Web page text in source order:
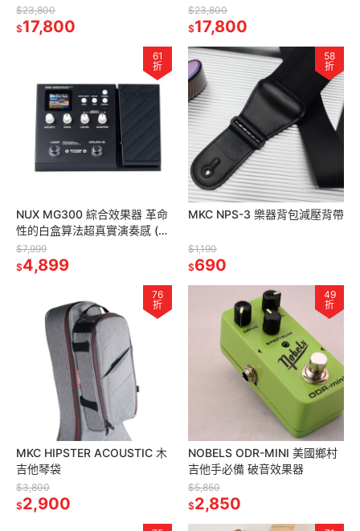
$23,800
$17,800
MAH 玫瑰木指板 桃花心木琴
身
$23,800
$17,800
61
折
NUX MG300 綜合效果器 革命
性的白盒算法超真實演奏感 (原
廠保固)
$7,999
$4,899
58
折
MKC NPS-3 樂器背包減壓背帶
$1,190
$690
76
折
MKC HIPSTER ACOUSTIC 木
吉他琴袋
$3,800
$2,900
49
折
NOBELS ODR-MINI 美國鄉村
吉他手必備 破音效果器
$5,850
$2,850